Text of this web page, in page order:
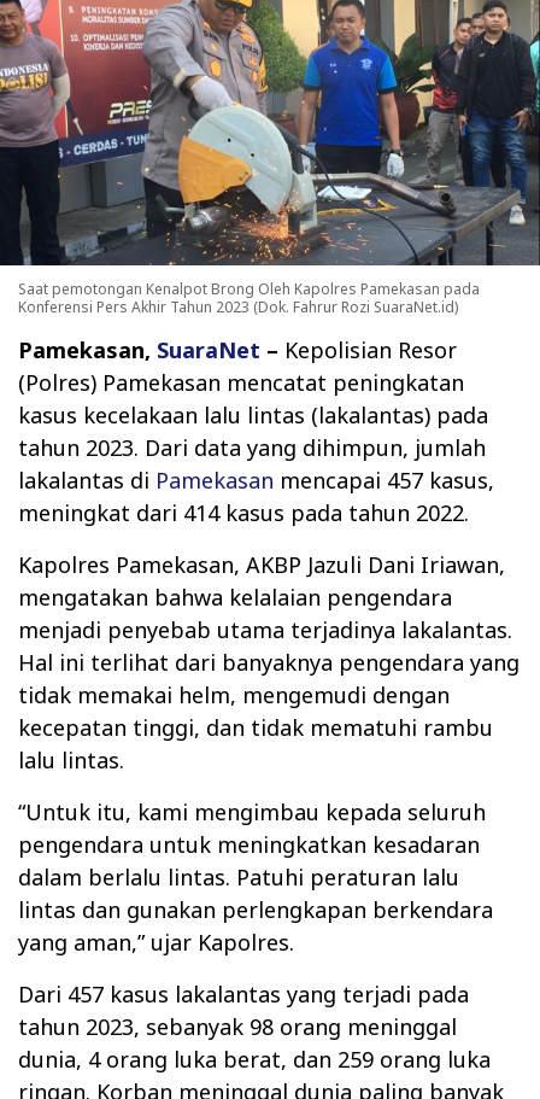
Saat pemotongan Kenalpot Brong Oleh Kapolres Pamekasan pada
Konferensi Pers Akhir Tahun 2023 (Dok. Fahrur Rozi SuaraNet.id)
Pamekasan, SuaraNet – Kepolisian Resor
(Polres) Pamekasan mencatat peningkatan
kasus kecelakaan lalu lintas (lakalantas) pada
tahun 2023. Dari data yang dihimpun, jumlah
lakalantas di Pamekasan mencapai 457 kasus,
meningkat dari 414 kasus pada tahun 2022.
Kapolres Pamekasan, AKBP Jazuli Dani Iriawan,
mengatakan bahwa kelalaian pengendara
menjadi penyebab utama terjadinya lakalantas.
Hal ini terlihat dari banyaknya pengendara yang
tidak memakai helm, mengemudi dengan
kecepatan tinggi, dan tidak mematuhi rambu
lalu lintas.
“Untuk itu, kami mengimbau kepada seluruh
pengendara untuk meningkatkan kesadaran
dalam berlalu lintas. Patuhi peraturan lalu
lintas dan gunakan perlengkapan berkendara
yang aman,” ujar Kapolres.
Dari 457 kasus lakalantas yang terjadi pada
tahun 2023, sebanyak 98 orang meninggal
dunia, 4 orang luka berat, dan 259 orang luka
ringan. Korban meninggal dunia paling banyak